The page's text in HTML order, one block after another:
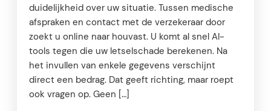
duidelijkheid over uw situatie. Tussen medische
afspraken en contact met de verzekeraar door
zoekt u online naar houvast. U komt al snel AI-
tools tegen die uw letselschade berekenen. Na
het invullen van enkele gegevens verschijnt
direct een bedrag. Dat geeft richting, maar roept
ook vragen op. Geen […]